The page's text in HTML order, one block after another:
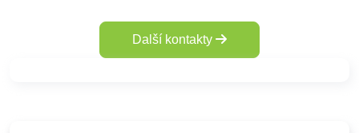
Další kontakty